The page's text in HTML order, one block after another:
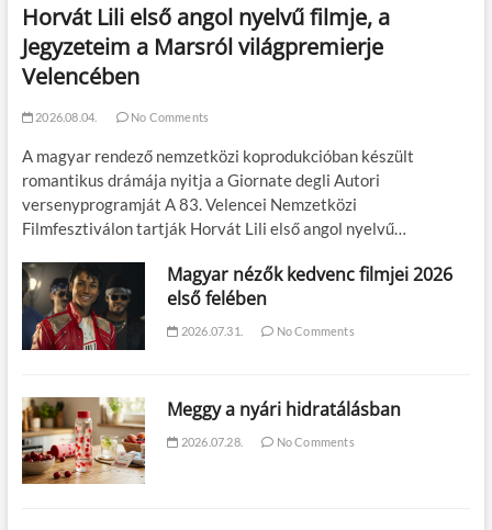
Horvát Lili első angol nyelvű filmje, a
Jegyzeteim a Marsról világpremierje
Velencében
2026.08.04. No Comments
A magyar rendező nemzetközi koprodukcióban készült
romantikus drámája nyitja a Giornate degli Autori
versenyprogramját A 83. Velencei Nemzetközi
Filmfesztiválon tartják Horvát Lili első angol nyelvű…
Magyar nézők kedvenc filmjei 2026
első felében
2026.07.31. No Comments
Meggy a nyári hidratálásban
2026.07.28. No Comments